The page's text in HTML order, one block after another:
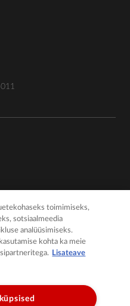
toimimiseks,
sotsiaalmeedia
analüüsimiseks.
kohta ka meie
Lisateave